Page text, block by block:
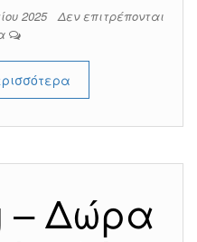
2025 Δεν επιτρέπονται
– Δώρα